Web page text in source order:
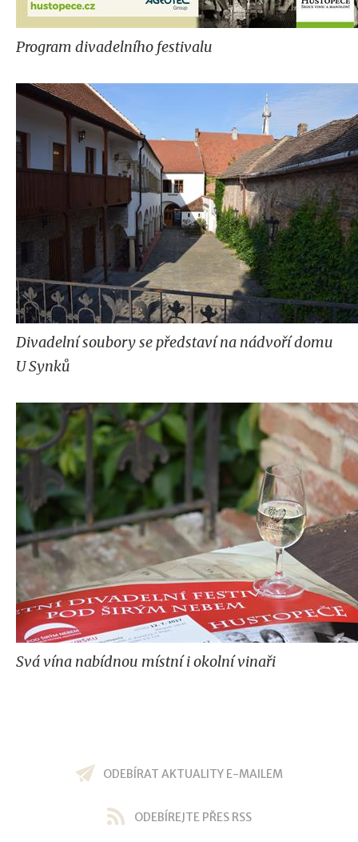
Program divadelního festivalu
Divadelní soubory se představí na nádvoří domu
U Synků
Svá vína nabídnou místní i okolní vinaři
ODEBÍRAT AKTUALITY E-MAILEM
ODEBÍREJTE PŘES RSS